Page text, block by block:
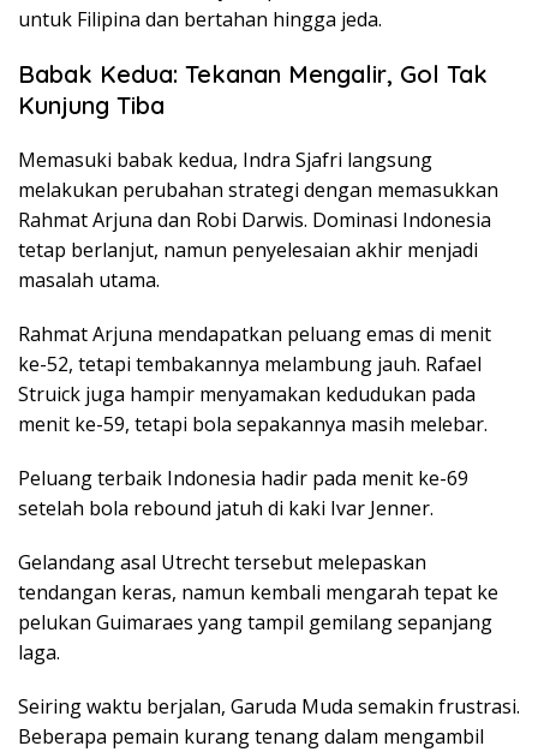
untuk Filipina dan bertahan hingga jeda.
Babak Kedua: Tekanan Mengalir, Gol Tak
Kunjung Tiba
Memasuki babak kedua, Indra Sjafri langsung
melakukan perubahan strategi dengan memasukkan
Rahmat Arjuna dan Robi Darwis. Dominasi Indonesia
tetap berlanjut, namun penyelesaian akhir menjadi
masalah utama.
Rahmat Arjuna mendapatkan peluang emas di menit
ke-52, tetapi tembakannya melambung jauh. Rafael
Struick juga hampir menyamakan kedudukan pada
menit ke-59, tetapi bola sepakannya masih melebar.
Peluang terbaik Indonesia hadir pada menit ke-69
setelah bola rebound jatuh di kaki Ivar Jenner.
Gelandang asal Utrecht tersebut melepaskan
tendangan keras, namun kembali mengarah tepat ke
pelukan Guimaraes yang tampil gemilang sepanjang
laga.
Seiring waktu berjalan, Garuda Muda semakin frustrasi.
Beberapa pemain kurang tenang dalam mengambil